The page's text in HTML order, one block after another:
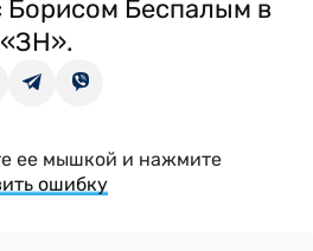
Борисом Беспалым в
ее мышкой и нажмите
ошибку